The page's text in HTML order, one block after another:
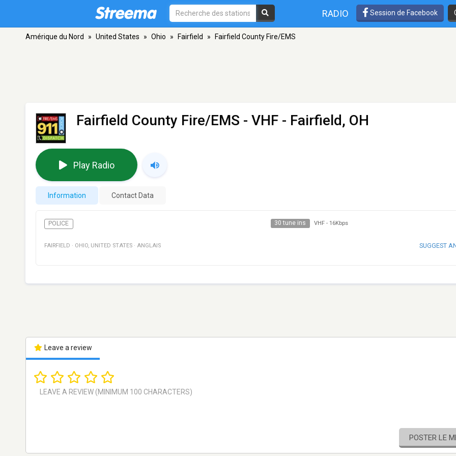
RADIO Session de Facebook
Amérique du Nord » United States » Ohio » Fairfield » Fairfield County Fire/EMS
Fairfield County Fire/EMS - VHF - Fairfield, OH
Play Radio
Information Contact Data
POLICE 30 tune ins VHF - 16Kbps
FAIRFIELD · OHIO, UNITED STATES · ANGLAIS SUGGEST
Leave a review
POSTER LE